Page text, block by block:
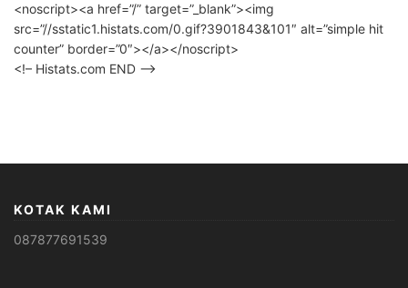
<noscript><a href=”/” target=”_blank”><img
src=”//sstatic1.histats.com/0.gif?3901843&101″ alt=”simple hit
counter” border=”0″></a></noscript>
<!– Histats.com END –>
KOTAK KAMI
087877691539